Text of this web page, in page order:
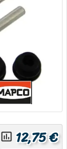
insert_chart_outlined 12,75 €